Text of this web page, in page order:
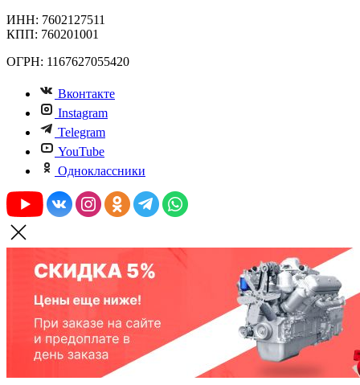
ИНН: 7602127511
КПП: 760201001
ОГРН: 1167627055420
Вконтакте
Instagram
Telegram
YouTube
Одноклассники